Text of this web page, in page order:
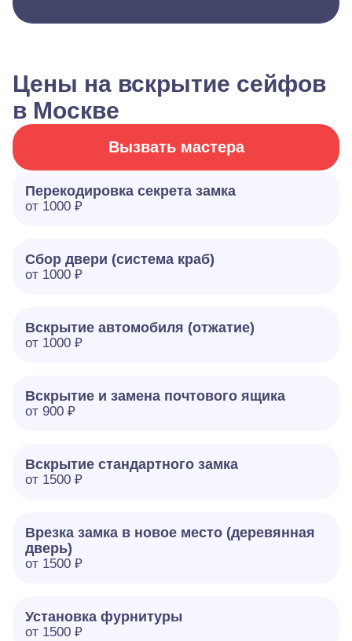
Цены на вскрытие сейфов
в Москве
Вызвать мастера
Перекодировка секрета замка
от 1000 ₽
Сбор двери (система краб)
от 1000 ₽
Вскрытие автомобиля (отжатие)
от 1000 ₽
Вскрытие и замена почтового ящика
от 900 ₽
Вскрытие стандартного замка
от 1500 ₽
Врезка замка в новое место (деревянная
дверь)
от 1500 ₽
Установка фурнитуры
от 1500 ₽